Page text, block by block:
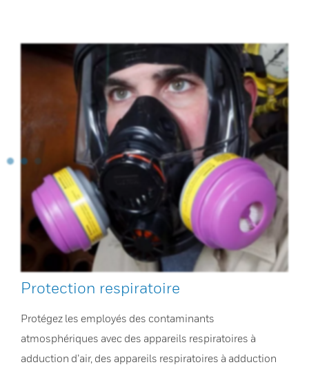
Protection respiratoire
Protégez les employés des contaminants
atmosphériques avec des appareils respiratoires à
adduction d’air, des appareils respiratoires à adduction